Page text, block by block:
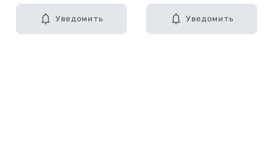
Уведомить Уведомить